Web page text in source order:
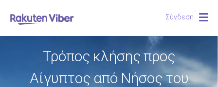
Σύνδεση
Τρόπος κλήσης προς
Αίγυπτος από Νήσος του